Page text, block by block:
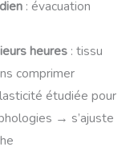
: évacuation
heures: tissu
comprimer
étudiée pour
→ s’ajuste